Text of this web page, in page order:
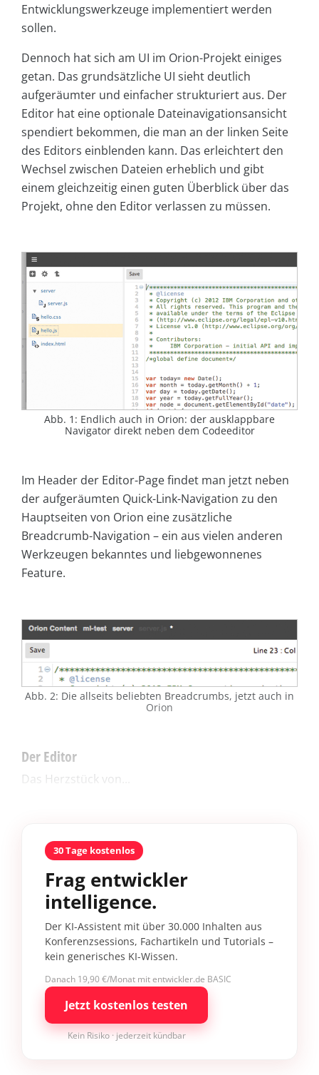
Entwicklungswerkzeuge implementiert werden
sollen.
Dennoch hat sich am UI im Orion-Projekt einiges
getan. Das grundsätzliche UI sieht deutlich
aufgeräumter und einfacher strukturiert aus. Der
Editor hat eine optionale Dateinavigationsansicht
spendiert bekommen, die man an der linken Seite
des Editors einblenden kann. Das erleichtert den
Wechsel zwischen Dateien erheblich und gibt
einem gleichzeitig einen guten Überblick über das
Projekt, ohne den Editor verlassen zu müssen.
Abb. 1: Endlich auch in Orion: der ausklappbare
Navigator direkt neben dem Codeeditor
Im Header der Editor-Page findet man jetzt neben
der aufgeräumten Quick-Link-Navigation zu den
Hauptseiten von Orion eine zusätzliche
Breadcrumb-Navigation – ein aus vielen anderen
Werkzeugen bekanntes und liebgewonnenes
Feature.
Abb. 2: Die allseits beliebten Breadcrumbs, jetzt auch in
Orion
Der Editor
Das Herzstück von...
30 Tage kostenlos
Frag entwickler
intelligence.
Der KI-Assistent mit über 30.000 Inhalten aus
Konferenzsessions, Fachartikeln und Tutorials –
kein generisches KI-Wissen.
Danach 19,90 €/Monat mit entwickler.de BASIC
Jetzt kostenlos testen
Kein Risiko · jederzeit kündbar